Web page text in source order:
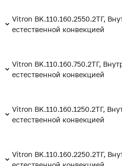
Vitron BK.110.160.2550.2ТГ,
естественной конвекцией
Vitron BK.110.160.750.2ТГ,
естественной конвекцией
Vitron BK.110.160.1250.2ТГ,
естественной конвекцией
Vitron BK.110.160.2250.2ТГ,